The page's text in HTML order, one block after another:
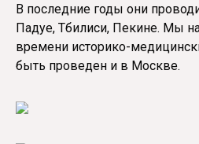
В последние годы они
Падуе, Тбилиси, Пекине. Мы
времени историко-
быть проведен и в Москве.